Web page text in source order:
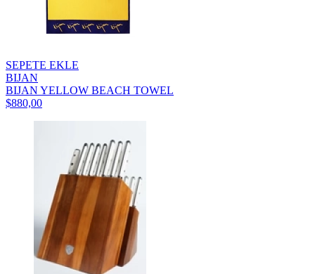
SEPETE EKLE
BIJAN
BIJAN YELLOW BEACH TOWEL
$880,00